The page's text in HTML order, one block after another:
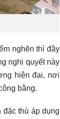
nghẽn thì đây
nghị quyết này
hiện đại, nơi
bằng.
đặc thù áp dụng